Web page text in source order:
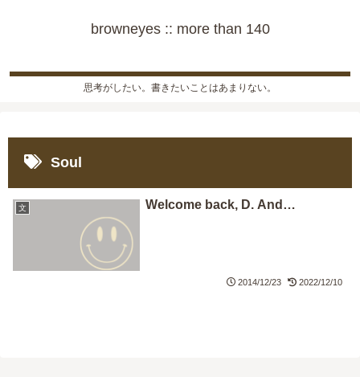
browneyes :: more than 140
思考がしたい。書きたいことはあまりない。
Soul
文 Welcome back, D. And…
2014/12/23 2022/12/10